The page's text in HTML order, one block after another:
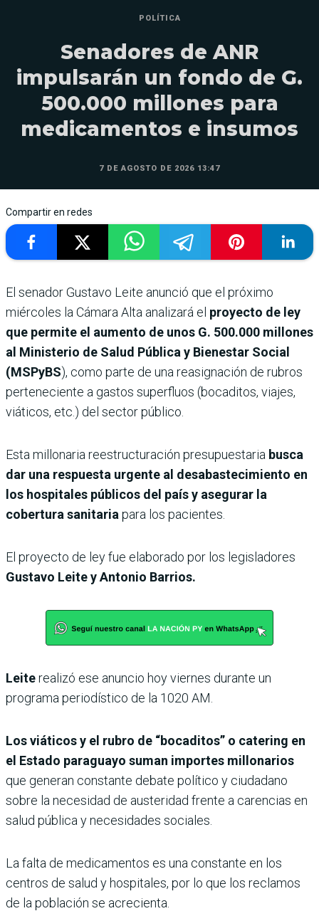
POLÍTICA
Senadores de ANR
impulsarán un fondo de G.
500.000 millones para
medicamentos e insumos
7 DE AGOSTO DE 2026 13:47
Compartir en redes
El senador Gustavo Leite anunció que el próximo
miércoles la Cámara Alta analizará el proyecto de ley
que permite el aumento de unos G. 500.000 millones
al Ministerio de Salud Pública y Bienestar Social
(MSPyBS), como parte de una reasignación de rubros
perteneciente a gastos superfluos (bocaditos, viajes,
viáticos, etc.) del sector público.
Esta millonaria reestructuración presupuestaria busca
dar una respuesta urgente al desabastecimiento en
los hospitales públicos del país y asegurar la
cobertura sanitaria para los pacientes.
El proyecto de ley fue elaborado por los legisladores
Gustavo Leite y Antonio Barrios.
Leiterealizó ese anuncio hoy viernes durante un
programa periodístico de la 1020 AM.
Los viáticos y el rubro de “bocaditos” o catering en
el Estado paraguayo suman importes millonarios
que generan constante debate político y ciudadano
sobre la necesidad de austeridad frente a carencias en
salud pública y necesidades sociales.
La falta de medicamentos es una constante en los
centros de salud y hospitales, por lo que los reclamos
de la población se acrecienta.